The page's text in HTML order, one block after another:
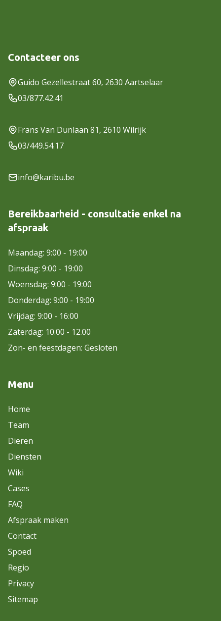
Contacteer ons
Guido Gezellestraat 60, 2630 Aartselaar
03/877.42.41
Frans Van Dunlaan 81, 2610 Wilrijk
03/449.54.17
info@karibu.be
Bereikbaarheid - consultatie enkel na
afspraak
Maandag: 9:00 - 19:00
Dinsdag: 9:00 - 19:00
Woensdag: 9:00 - 19:00
Donderdag: 9:00 - 19:00
Vrijdag: 9:00 - 16:00
Zaterdag: 10.00 - 12.00
Zon- en feestdagen: Gesloten
Menu
Home
Team
Dieren
Diensten
Wiki
Cases
FAQ
Afspraak maken
Contact
Spoed
Regio
Privacy
Sitemap